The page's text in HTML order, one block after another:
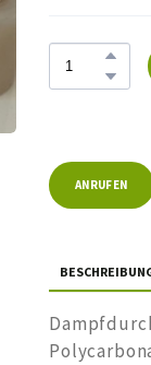
ANRUFEN